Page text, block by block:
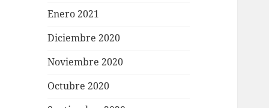
Enero 2021
Diciembre 2020
Noviembre 2020
Octubre 2020